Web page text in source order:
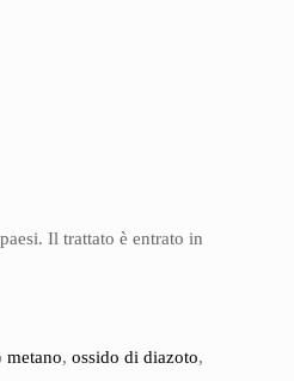
Il trattato è entrato in
metano,ossido di diazoto,